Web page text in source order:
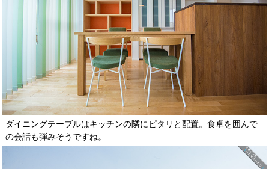
ダイニングテーブルはキッチンの隣にピタリと配置。食卓を囲んで
の会話も弾みそうですね。